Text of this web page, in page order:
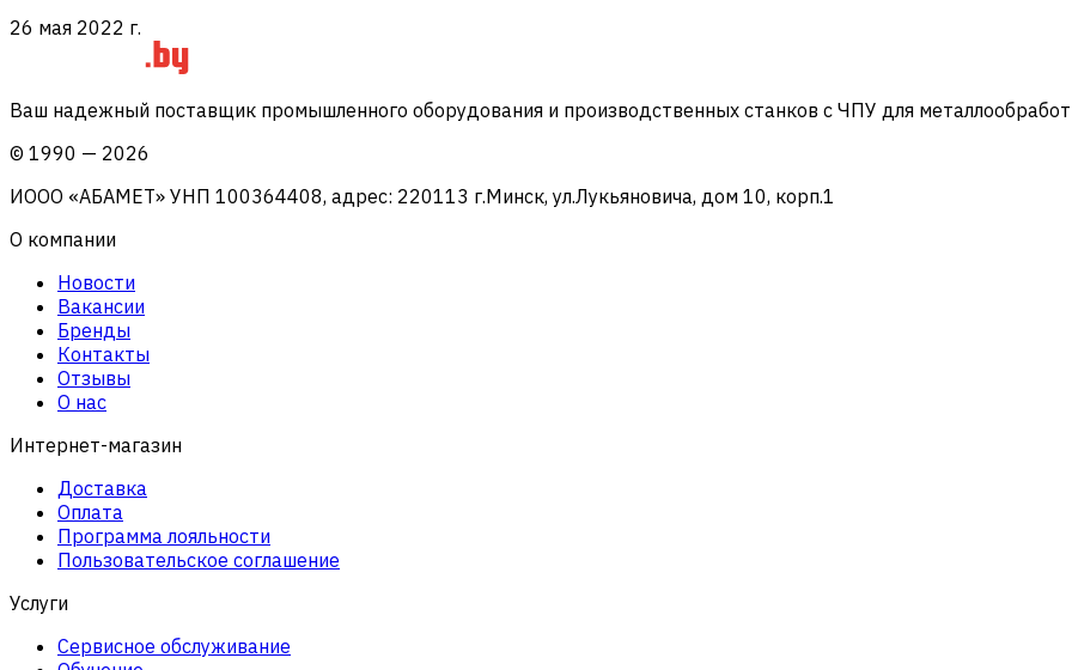
26 мая 2022 г.
Ваш надежный поставщик промышленного оборудования и производственных станков с ЧПУ для
© 1990 — 2026
ИООО «АБАМЕТ» УНП 100364408, адрес: 220113 г.Минск, ул.Лукьяновича, дом 10, корп.1
О компании
Новости
Вакансии
Бренды
Контакты
Отзывы
О нас
Интернет-магазин
Доставка
Оплата
Программа лояльности
Пользовательское соглашение
Услуги
Сервисное обслуживание